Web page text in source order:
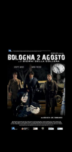
VAI ALLA SCHEDA